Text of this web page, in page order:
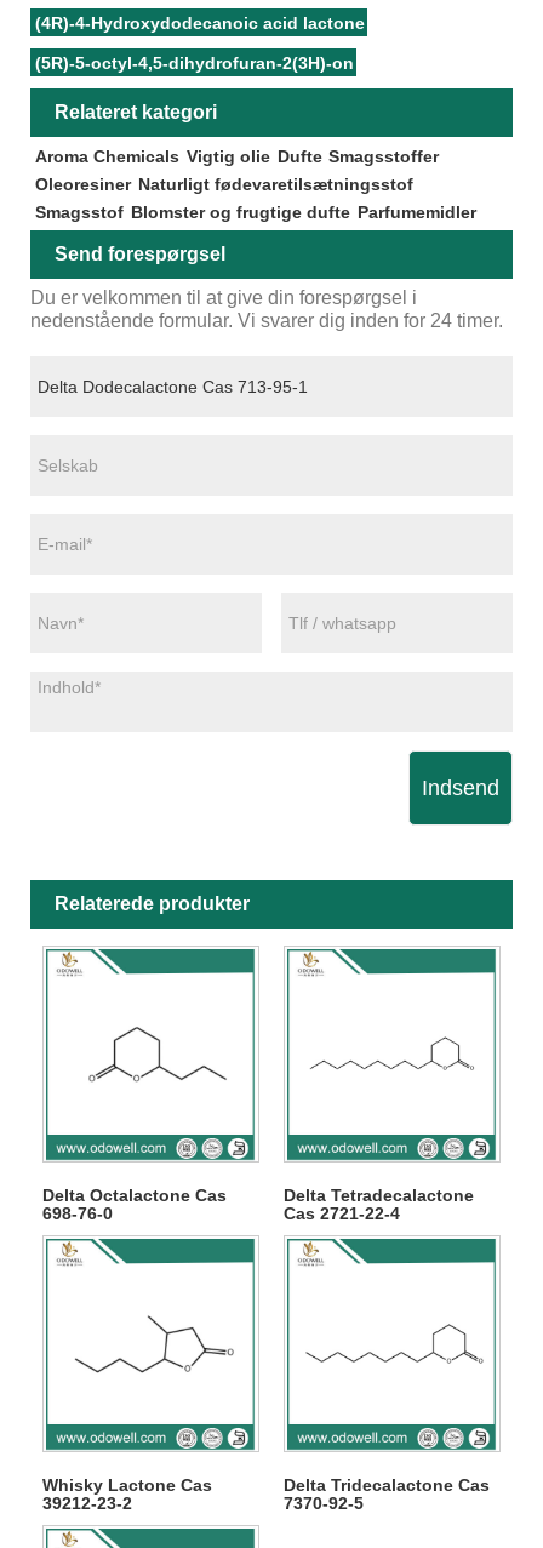
(4R)-4-Hydroxydodecanoic acid lactone
(5R)-5-octyl-4,5-dihydrofuran-2(3H)-on
Relateret kategori
Aroma Chemicals Vigtig olie Dufte Smagsstoffer
Oleoresiner Naturligt fødevaretilsætningsstof
Smagsstof Blomster og frugtige dufte Parfumemidler
Send forespørgsel
Du er velkommen til at give din forespørgsel i
nedenstående formular. Vi svarer dig inden for 24 timer.
Indsend
Relaterede produkter
Delta Octalactone Cas
698-76-0
Delta Tetradecalactone
Cas 2721-22-4
Whisky Lactone Cas
39212-23-2
Delta Tridecalactone Cas
7370-92-5